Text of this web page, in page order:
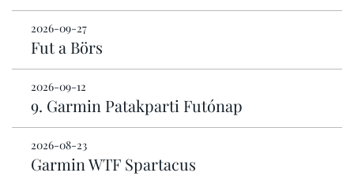
2026-09-27
Fut a Börs
2026-09-12
9. Garmin Patakparti Futónap
2026-08-23
Garmin WTF Spartacus